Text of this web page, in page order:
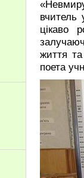
вчитель
цікаво
життя та
поета